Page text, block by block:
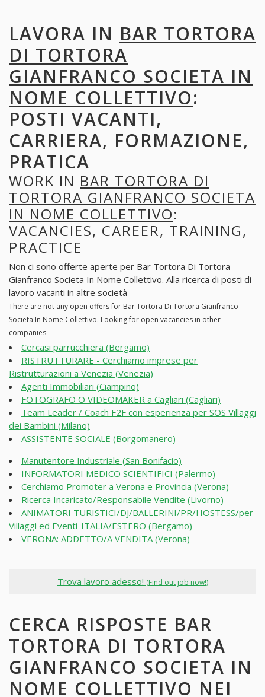
LAVORA IN BAR TORTORA
DI TORTORA
GIANFRANCO SOCIETA IN
NOME COLLETTIVO:
POSTI VACANTI,
CARRIERA, FORMAZIONE,
PRATICA
WORK IN BAR TORTORA DI
TORTORA GIANFRANCO SOCIETA
IN NOME COLLETTIVO:
VACANCIES, CAREER, TRAINING,
PRACTICE
Non ci sono offerte aperte per Bar Tortora Di Tortora
Gianfranco Societa In Nome Collettivo. Alla ricerca di posti di
lavoro vacanti in altre società
There are not any open offers for Bar Tortora Di Tortora Gianfranco
Societa In Nome Collettivo. Looking for open vacancies in other
companies
Cercasi parrucchiera (Bergamo)
RISTRUTTURARE - Cerchiamo imprese per
Ristrutturazioni a Venezia (Venezia)
Agenti Immobiliari (Ciampino)
FOTOGRAFO O VIDEOMAKER a Cagliari (Cagliari)
Team Leader / Coach F2F con esperienza per SOS Villaggi
dei Bambini (Milano)
ASSISTENTE SOCIALE (Borgomanero)
Manutentore Industriale (San Bonifacio)
INFORMATORI MEDICO SCIENTIFICI (Palermo)
Cerchiamo Promoter a Verona e Provincia (Verona)
Ricerca Incaricato/Responsabile Vendite (Livorno)
ANIMATORI TURISTICI/DJ/BALLERINI/PR/HOSTESS/per
Villaggi ed Eventi-ITALIA/ESTERO (Bergamo)
VERONA: ADDETTO/A VENDITA (Verona)
Trova lavoro adesso! (Find out job now!)
CERCA RISPOSTE BAR
TORTORA DI TORTORA
GIANFRANCO SOCIETA IN
NOME COLLETTIVO NEI